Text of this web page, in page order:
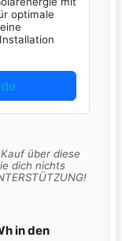
optimale
über diese
dich nichts
in den